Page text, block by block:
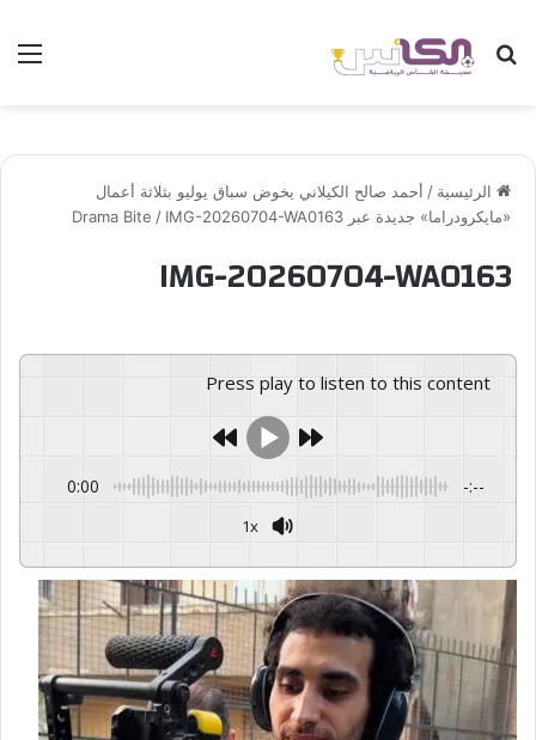
بحث عن
الرئيسية / أحمد صالح الكيلاني يخوض سباق يوليو بثلاثة أعمال
«مايكرودراما» جديدة عبر Drama Bite
/ IMG-20260704-WA0163
IMG-20260704-WA0163
Press play to listen to this content
0:00 -:--
1x